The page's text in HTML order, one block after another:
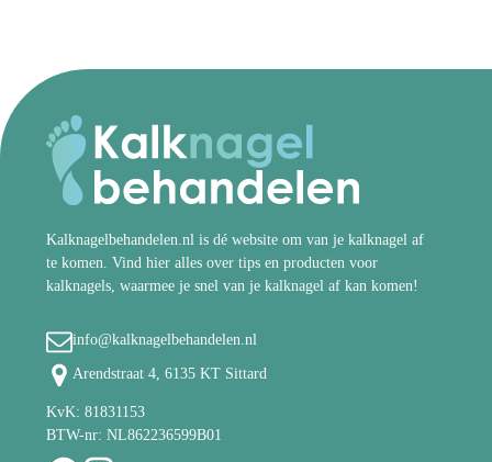
Kalknagelbehandelen.nl is dé website om van je kalknagel af
te komen. Vind hier alles over tips en producten voor
kalknagels, waarmee je snel van je kalknagel af kan komen!
info@kalknagelbehandelen.nl
Arendstraat 4, 6135 KT Sittard
KvK: 81831153
BTW-nr: NL862236599B01